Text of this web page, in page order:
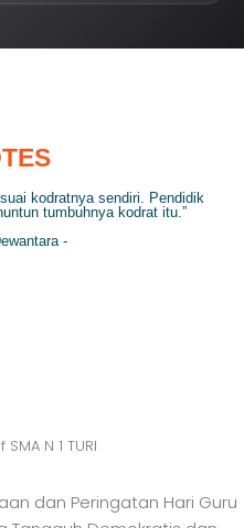
kodratnya sendiri. Pendidik
tumbuhnya kodrat itu.”
-
N 1 TURI